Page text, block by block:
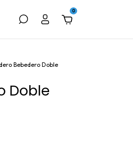
0
Bebedero Doble
Doble